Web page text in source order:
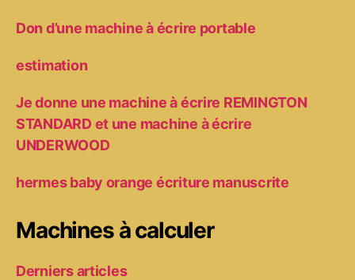
Don d’une machine à écrire portable
estimation
Je donne une machine à écrire REMINGTON
STANDARD et une machine à écrire
UNDERWOOD
hermes baby orange écriture manuscrite
Machines à calculer
Derniers articles